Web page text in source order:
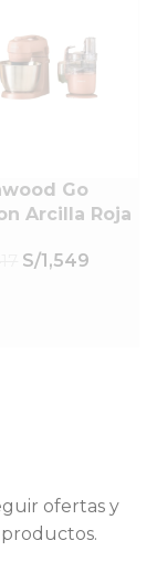
Go
Arcilla Roja
S/1,549
ofertas y